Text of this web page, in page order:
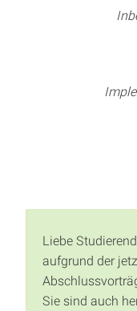
Liebe
aufgrund der
Sie sind auch